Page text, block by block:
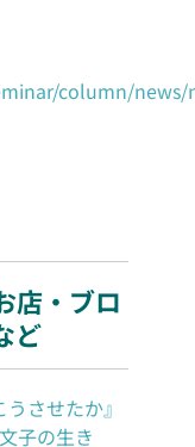
column/
店・ブロ
ど
させたか』
子の生き